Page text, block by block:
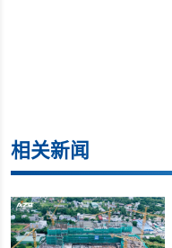
相关新闻